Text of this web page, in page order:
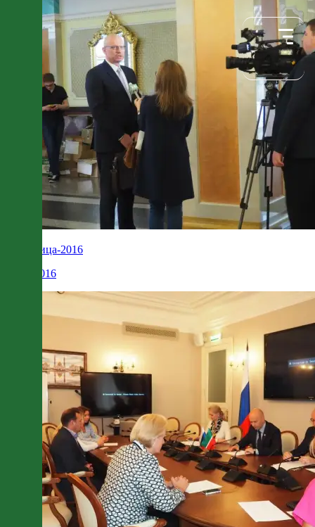
Здравница-2016
14.09.2016